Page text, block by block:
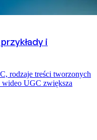
i
rodzaje treści tworzonych
UGC zwiększa